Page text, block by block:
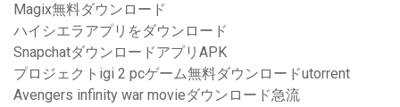
Magix無料ダウンロード
ハイシエラアプリをダウンロード
SnapchatダウンロードアプリAPK
プロジェクトigi 2 pcゲーム無料ダウンロードutorrent
Avengers infinity war movieダウンロード急流